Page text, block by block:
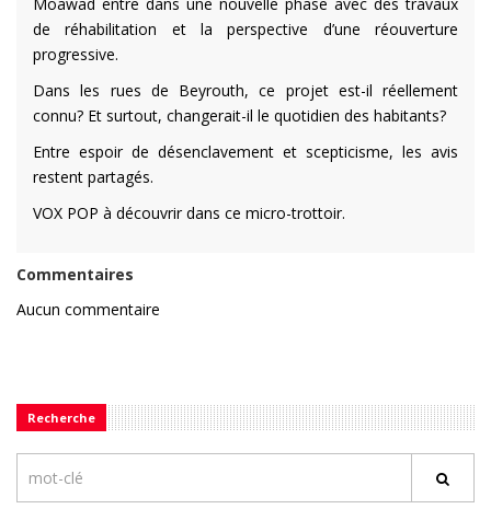
de réhabilitation et la perspective d’une réouverture
progressive.
Dans les rues de Beyrouth, ce projet est-il réellement
connu? Et surtout, changerait-il le quotidien des habitants?
Entre espoir de désenclavement et scepticisme, les avis
restent partagés.
VOX POP à découvrir dans ce micro-trottoir.
Commentaires
Aucun commentaire
Recherche